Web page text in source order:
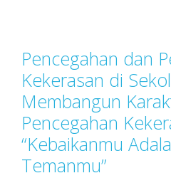
Pencegahan dan
Kekerasan di
Membangun
Pencegahan
“Kebaikanmu
Temanmu”